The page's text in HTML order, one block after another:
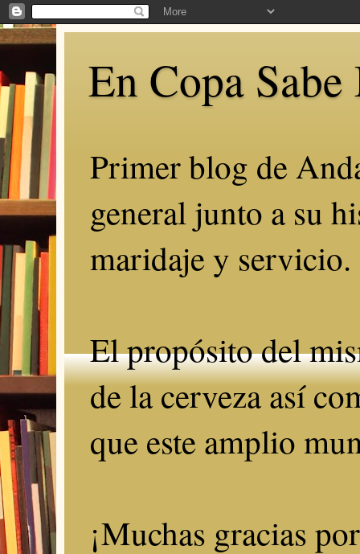
En Copa
Primer blog de
general junto a su
maridaje y servicio.
El propósito del
de la cerveza así
que este amplio
¡Muchas gracias